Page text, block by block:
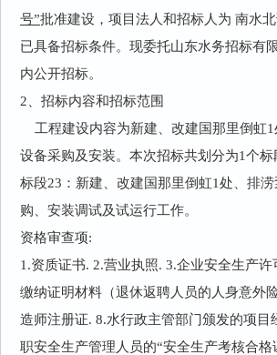
号”批准建设，项目法人和招标人为 南水
已具备招标条件。现委托山东水务招标有
内公开招标。
2、招标内容和招标范围
工程建设内容为新建、改建国那里倒虹
设备采购及安装。本次招标共划分为1个标
标段23： 新建、改建国那里倒虹1处、排
购、安装调试及试运行工作。
资格审查项:
1.资质证书. 2.营业执照. 3.企业安全生产
缴纳证明材料（退休返聘人员的人身意外
造师注册证. 8.水行政主管部门颁发的项
职安全生产管理人员的“安全生产考核合